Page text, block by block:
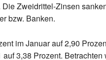
Zweidrittel-Zinsen
bzw. Banken.
im Januar auf 2,90
3,38 Prozent.